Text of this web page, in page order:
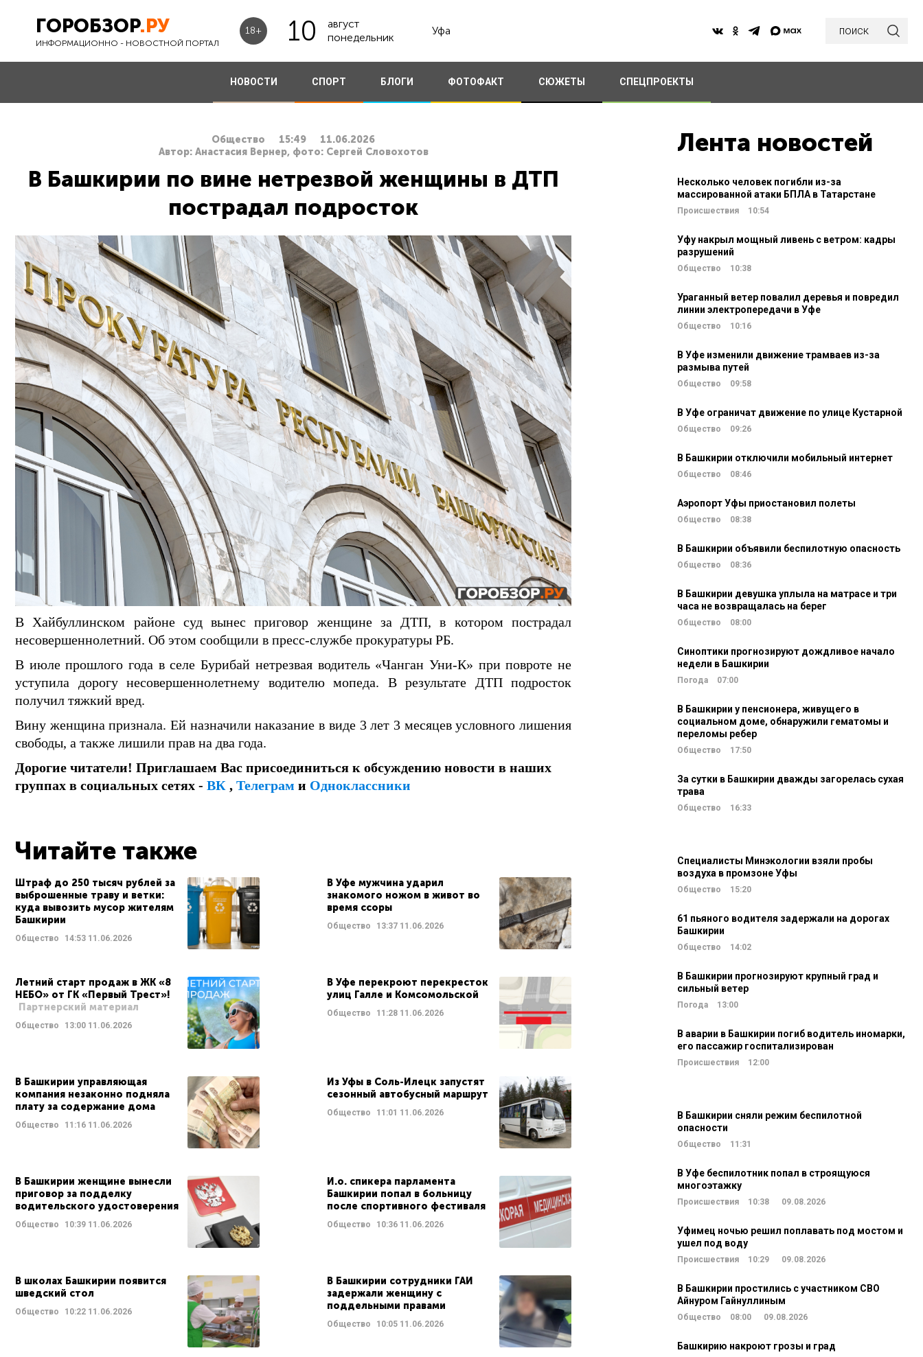
ГОРОБЗОР.РУ
ИНФОРМАЦИОННО - НОВОСТНОЙ ПОРТАЛ
18+ 10
август
понедельник
Уфа поиск
НОВОСТИ СПОРТ БЛОГИ ФОТОФАКТ СЮЖЕТЫ СПЕЦПРОЕКТЫ
Общество 15:49
11.06.2026
Автор: Анастасия Вернер, фото: Сергей Словохотов
В Башкирии по вине нетрезвой женщины в ДТП
пострадал подросток
В Хайбуллинском районе суд вынес приговор женщине за ДТП, в котором пострадал
несовершеннолетний. Об этом сообщили в пресс-службе прокуратуры РБ.
В июле прошлого года в селе Бурибай нетрезвая водитель «Чанган Уни-К» при повроте не
уступила дорогу несовершеннолетнему водителю мопеда. В результате ДТП подросток
получил тяжкий вред.
Вину женщина признала. Ей назначили наказание в виде 3 лет 3 месяцев условного лишения
свободы, а также лишили прав на два года.
Дорогие читатели! Приглашаем Вас присоединиться к обсуждению новости в наших
группах в социальных сетях - ВК , Телеграм и Одноклассники
Читайте также
Штраф до 250 тысяч рублей за
выброшенные траву и ветки:
куда вывозить мусор жителям
Башкирии
Общество 14:53 11.06.2026
В Уфе мужчина ударил
знакомого ножом в живот во
время ссоры
Общество 13:3711.06.2026
Летний старт продаж в ЖК «8
НЕБО» от ГК «Первый Трест»!
Партнерский материал
Общество 13:00 11.06.2026
В Уфе перекроют перекресток
улиц Галле и Комсомольской
Общество 11:2811.06.2026
В Башкирии управляющая
компания незаконно подняла
плату за содержание дома
Общество 11:16 11.06.2026
Из Уфы в Соль-Илецк запустят
сезонный автобусный маршрут
Общество 11:01 11.06.2026
В Башкирии женщине вынесли
приговор за подделку
водительского удостоверения
Общество 10:39 11.06.2026
И.о. спикера парламента
Башкирии попал в больницу
после спортивного фестиваля
Общество 10:3611.06.2026
В школах Башкирии появится
шведский стол
Общество 10:22 11.06.2026
В Башкирии сотрудники ГАИ
задержали женщину с
поддельными правами
Общество 10:0511.06.2026
Лента новостей
Несколько человек погибли из-за
массированной атаки БПЛА в Татарстане
Происшествия 10:54
Уфу накрыл мощный ливень с ветром: кадры
разрушений
Общество 10:38
Ураганный ветер повалил деревья и повредил
линии электропередачи в Уфе
Общество 10:16
В Уфе изменили движение трамваев из-за
размыва путей
Общество 09:58
В Уфе ограничат движение по улице Кустарной
Общество 09:26
В Башкирии отключили мобильный интернет
Общество 08:46
Аэропорт Уфы приостановил полеты
Общество 08:38
В Башкирии объявили беспилотную опасность
Общество 08:36
В Башкирии девушка уплыла на матрасе и три
часа не возвращалась на берег
Общество 08:00
Синоптики прогнозируют дождливое начало
недели в Башкирии
Погода 07:00
В Башкирии у пенсионера, живущего в
социальном доме, обнаружили гематомы и
переломы ребер
Общество 17:50
За сутки в Башкирии дважды загорелась сухая
трава
Общество 16:33
Специалисты Минэкологии взяли пробы
воздуха в промзоне Уфы
Общество 15:20
61 пьяного водителя задержали на дорогах
Башкирии
Общество 14:02
В Башкирии прогнозируют крупный град и
сильный ветер
Погода 13:00
В аварии в Башкирии погиб водитель иномарки,
его пассажир госпитализирован
Происшествия 12:00
В Башкирии сняли режим беспилотной
опасности
Общество 11:31
В Уфе беспилотник попал в строящуюся
многоэтажку
Происшествия 10:38 09.08.2026
Уфимец ночью решил поплавать под мостом и
ушел под воду
Происшествия 10:29 09.08.2026
В Башкирии простились с участником СВО
Айнуром Гайнуллиным
Общество 08:00 09.08.2026
Башкирию накроют грозы и град